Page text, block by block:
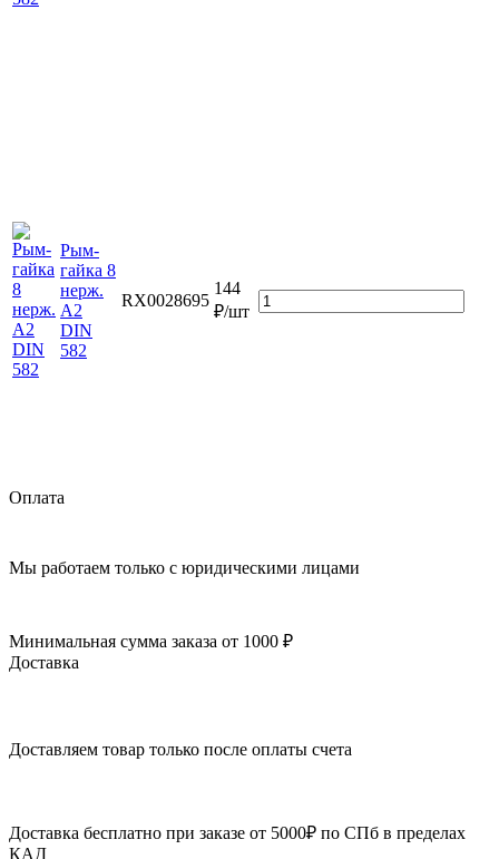
Рым-
гайка 8
нерж.
А2
DIN
582
RX0028695
144
₽/шт
Оплата
Мы работаем только с юридическими лицами
Минимальная сумма заказа от 1000 ₽
Доставка
Доставляем товар только после оплаты счета
Доставка бесплатно при заказе от 5000₽ по СПб в пределах
КАД